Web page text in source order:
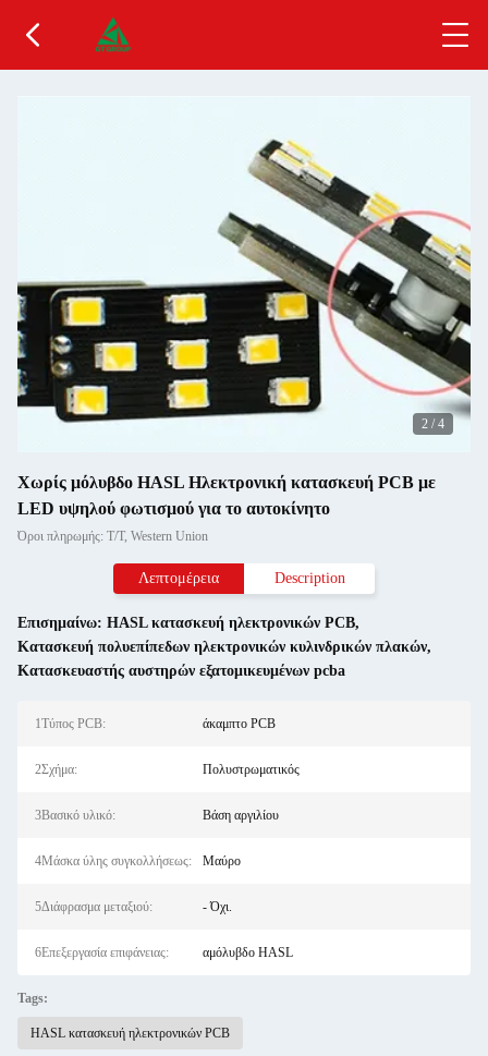
2 / 4
Χωρίς μόλυβδο HASL Ηλεκτρονική κατασκευή PCB με
LED υψηλού φωτισμού για το αυτοκίνητο
Όροι πληρωμής: T/T, Western Union
Λεπτομέρεια Description
Επισημαίνω: HASL κατασκευή ηλεκτρονικών PCB,
Κατασκευή πολυεπίπεδων ηλεκτρονικών κυλινδρικών πλακών,
Κατασκευαστής αυστηρών εξατομικευμένων pcba
1Τύπος PCB: άκαμπτο PCB
2Σχήμα: Πολυστρωματικός
3Βασικό υλικό: Βάση αργιλίου
4Μάσκα ύλης συγκολλήσεως: Μαύρο
5Διάφρασμα μεταξιού: - Όχι.
6Επεξεργασία επιφάνειας: αμόλυβδο HASL
Tags:
HASL κατασκευή ηλεκτρονικών PCB